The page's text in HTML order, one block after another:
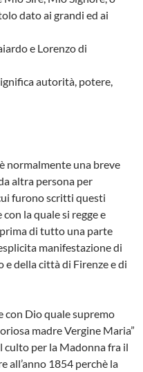
dato ai grandi ed ai
e Lorenzo di
autorità, potere,
normal­mente una breve
altra persona per
furono scritti que­sti
la quale si regge e
di tutto una parte
ma­nifestazione di
e della città di Firenze e di
con Dio quale supremo
madre Vergine Maria”
culto per la Madonna fra il
all’anno 1854 perchè la